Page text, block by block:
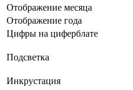
Отображение месяца
Отображение года
Цифры на циферблате
Подсветка
Инкрустация